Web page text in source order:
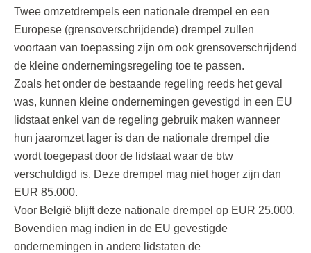
Twee omzetdrempels een nationale drempel en een
Europese (grensoverschrijdende) drempel zullen
voortaan van toepassing zijn om ook grensoverschrijdend
de kleine ondernemingsregeling toe te passen.
Zoals het onder de bestaande regeling reeds het geval
was, kunnen kleine ondernemingen gevestigd in een EU
lidstaat enkel van de regeling gebruik maken wanneer
hun jaaromzet lager is dan de nationale drempel die
wordt toegepast door de lidstaat waar de btw
verschuldigd is. Deze drempel mag niet hoger zijn dan
EUR 85.000.
Voor België blijft deze nationale drempel op EUR 25.000.
Bovendien mag indien in de EU gevestigde
ondernemingen in andere lidstaten de